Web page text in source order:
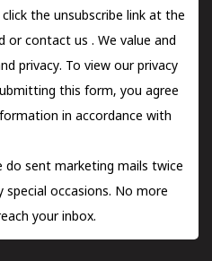
the unsubscribe link at the
orcontact us . We value and
privacy. To view our privacy
this form, you agree
in accordance with
do sent marketing mails twice
occasions. No more
your inbox.